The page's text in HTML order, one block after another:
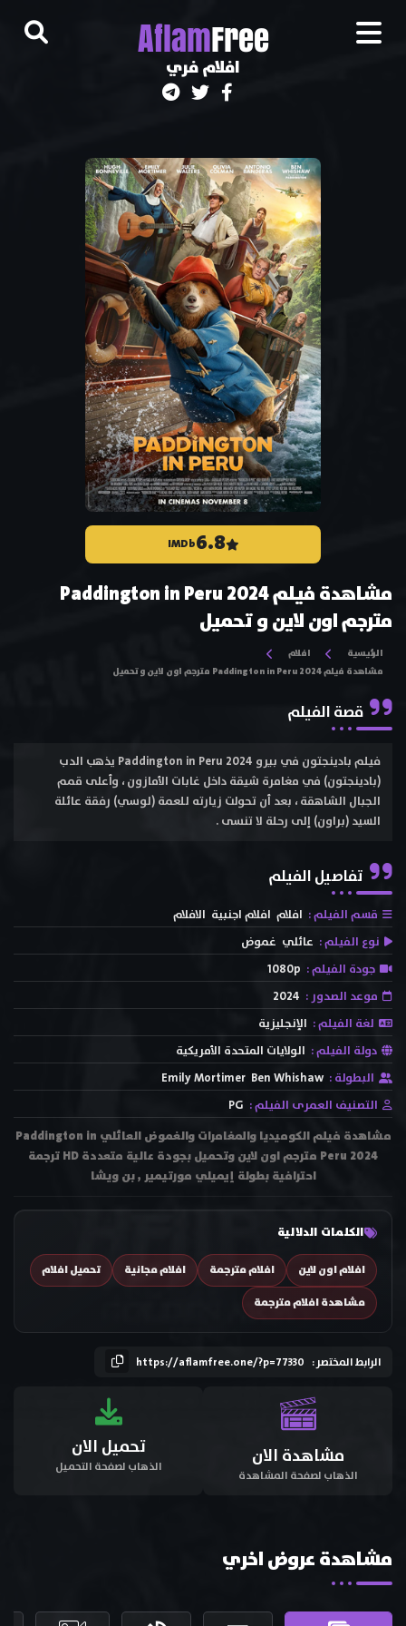
AflamFree
افلام فري
6.8
IMDb
مشاهدة فيلم Paddington in Peru 2024
مترجم اون لاين و تحميل
الرئيسية
افلام
مشاهدة فيلم Paddington in Peru 2024 مترجم اون لاين و تحميل
قصة الفيلم
فيلم بادينجتون في بيرو Paddington in Peru 2024 يذهب الدب
(بادينجتون) في مغامرة شيقة داخل غابات الأمازون ، وأعلى قمم
الجبال الشاهقة ، بعد أن تحولت زيارته للعمة (لوسي) رفقة عائلة
السيد (براون) إلى رحلة لا تنسى .
تفاصيل الفيلم
قسم الفيلم : افلام افلام اجنبية الافلام
نوع الفيلم : عائلي غموض
جودة الفيلم : 1080p
موعد الصدور : 2024
لغة الفيلم : الإنجليزية
دولة الفيلم : الولايات المتحدة الأمريكية
البطولة : Ben Whishaw
Emily Mortimer
التصنيف العمرى الفيلم : PG
مشاهدة فيلم الكوميديا والمغامرات والغموض العائلي Paddington in
Peru 2024 مترجم اون لاين وتحميل بجودة عالية متعددة HD ترجمة
احترافية بطولة إيميلي مورتيمير , بن ويشا
الكلمات الدلالية
افلام اون لاين افلام مترجمة افلام مجانية
تحميل افلام
مشاهدة افلام مترجمة
الرابط المختصر : https://aflamfree.one/?p=77330
مشاهدة الان
الذهاب لصفحة المشاهدة
تحميل الان
الذهاب لصفحة التحميل
مشاهدة عروض اخري